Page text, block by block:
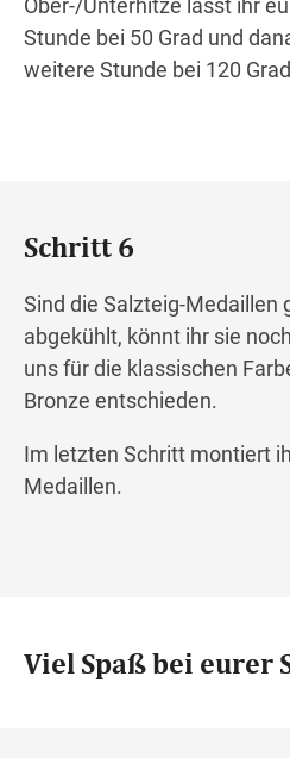
Ober-/Unterhitze lasst ihr
Stunde bei 50 Grad und
weitere Stunde bei 120
Schritt 6
Sind die Salzteig-Medaillen
abgekühlt, könnt ihr sie
uns für die klassischen
Bronze entschieden.
Im letzten Schritt montiert
Medaillen.
Viel Spaß bei eurer